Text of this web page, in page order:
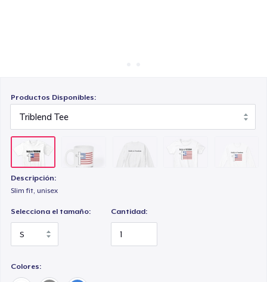
Productos Disponibles:
Descripción:
Slim fit, unisex
Selecciona el tamaño: Cantidad:
Colores: